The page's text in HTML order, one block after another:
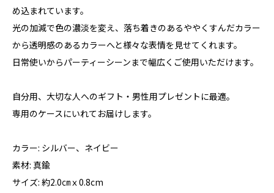
め込まれています。
光の加減で色の濃淡を変え、落ち着きのあるややくすんだカラー
から透明感のあるカラーへと様々な表情を見せてくれます。
日常使いからパーティーシーンまで幅広くご使用いただけます。
自分用、大切な人へのギフト・男性用プレゼントに最適。
専用のケースにいれてお届けします。
カラー: シルバー、ネイビー
素材: 真鍮
サイズ: 約2.0㎝ｘ0.8cm